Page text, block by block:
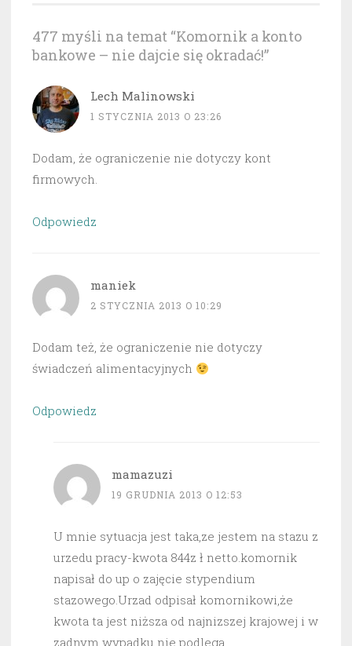
477 myśli na temat “Komornik a konto
bankowe – nie dajcie się okradać!”
Lech Malinowski
1 STYCZNIA 2013 O 23:26
Dodam, że ograniczenie nie dotyczy kont
firmowych.
Odpowiedz
maniek
2 STYCZNIA 2013 O 10:29
Dodam też, że ograniczenie nie dotyczy
świadczeń alimentacyjnych
Odpowiedz
mamazuzi
19 GRUDNIA 2013 O 12:53
U mnie sytuacja jest taka,ze jestem na stazu z
urzedu pracy-kwota 844z ł netto.komornik
napisał do up o zajęcie stypendium
stazowego.Urzad odpisał komornikowi,że
kwota ta jest niższa od najnizszej krajowej i w
zadnym wypadku nie podlega